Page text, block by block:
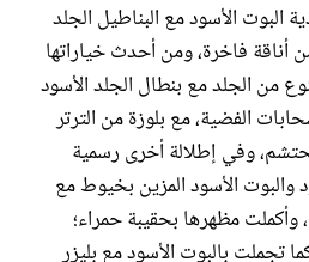
الأسود مع البناطيل الجلد
أناقة فاخرة، ومن أحدث خياراتها
من الجلد مع بنطال الجلد الأسود
الفضية، مع بلوزة من الترتر
وفي إطلالة أخرى رسمية
والبوت الأسود المزين بخيوط مع
وأكملت مظهرها بحقيبة حمراء؛
تجملت بالبوت الأسود مع بليزر